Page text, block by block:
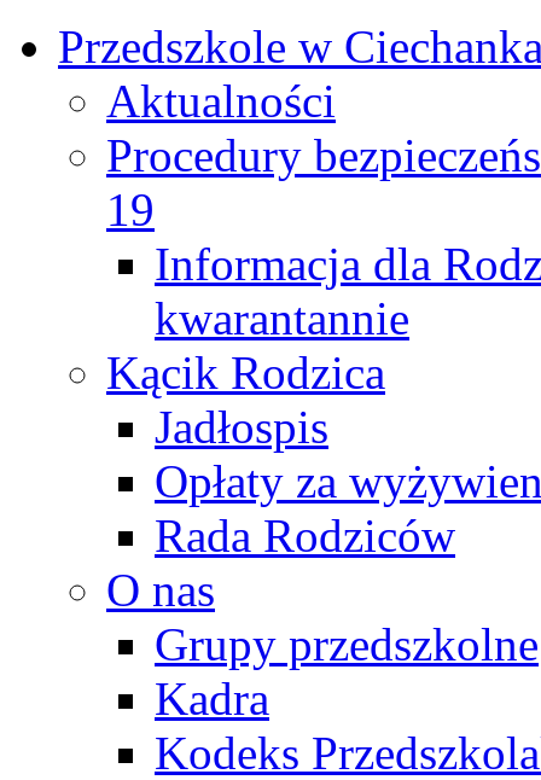
Przedszkole w
Aktualności
Procedury
19
Informacja dla
kwarantannie
Kącik Rodzica
Jadłospis
Opłaty za
Rada Rodziców
O nas
Grupy przedszkolne
Kadra
Kodeks